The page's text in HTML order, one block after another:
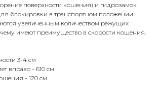
поверхности кошения) и гидрозамок
блокировки в транспортном положении.
увеличенным количеством режущих
имеют преимущество в скорости кошения.
3-4 см
вправо - 610 см
- 120 см